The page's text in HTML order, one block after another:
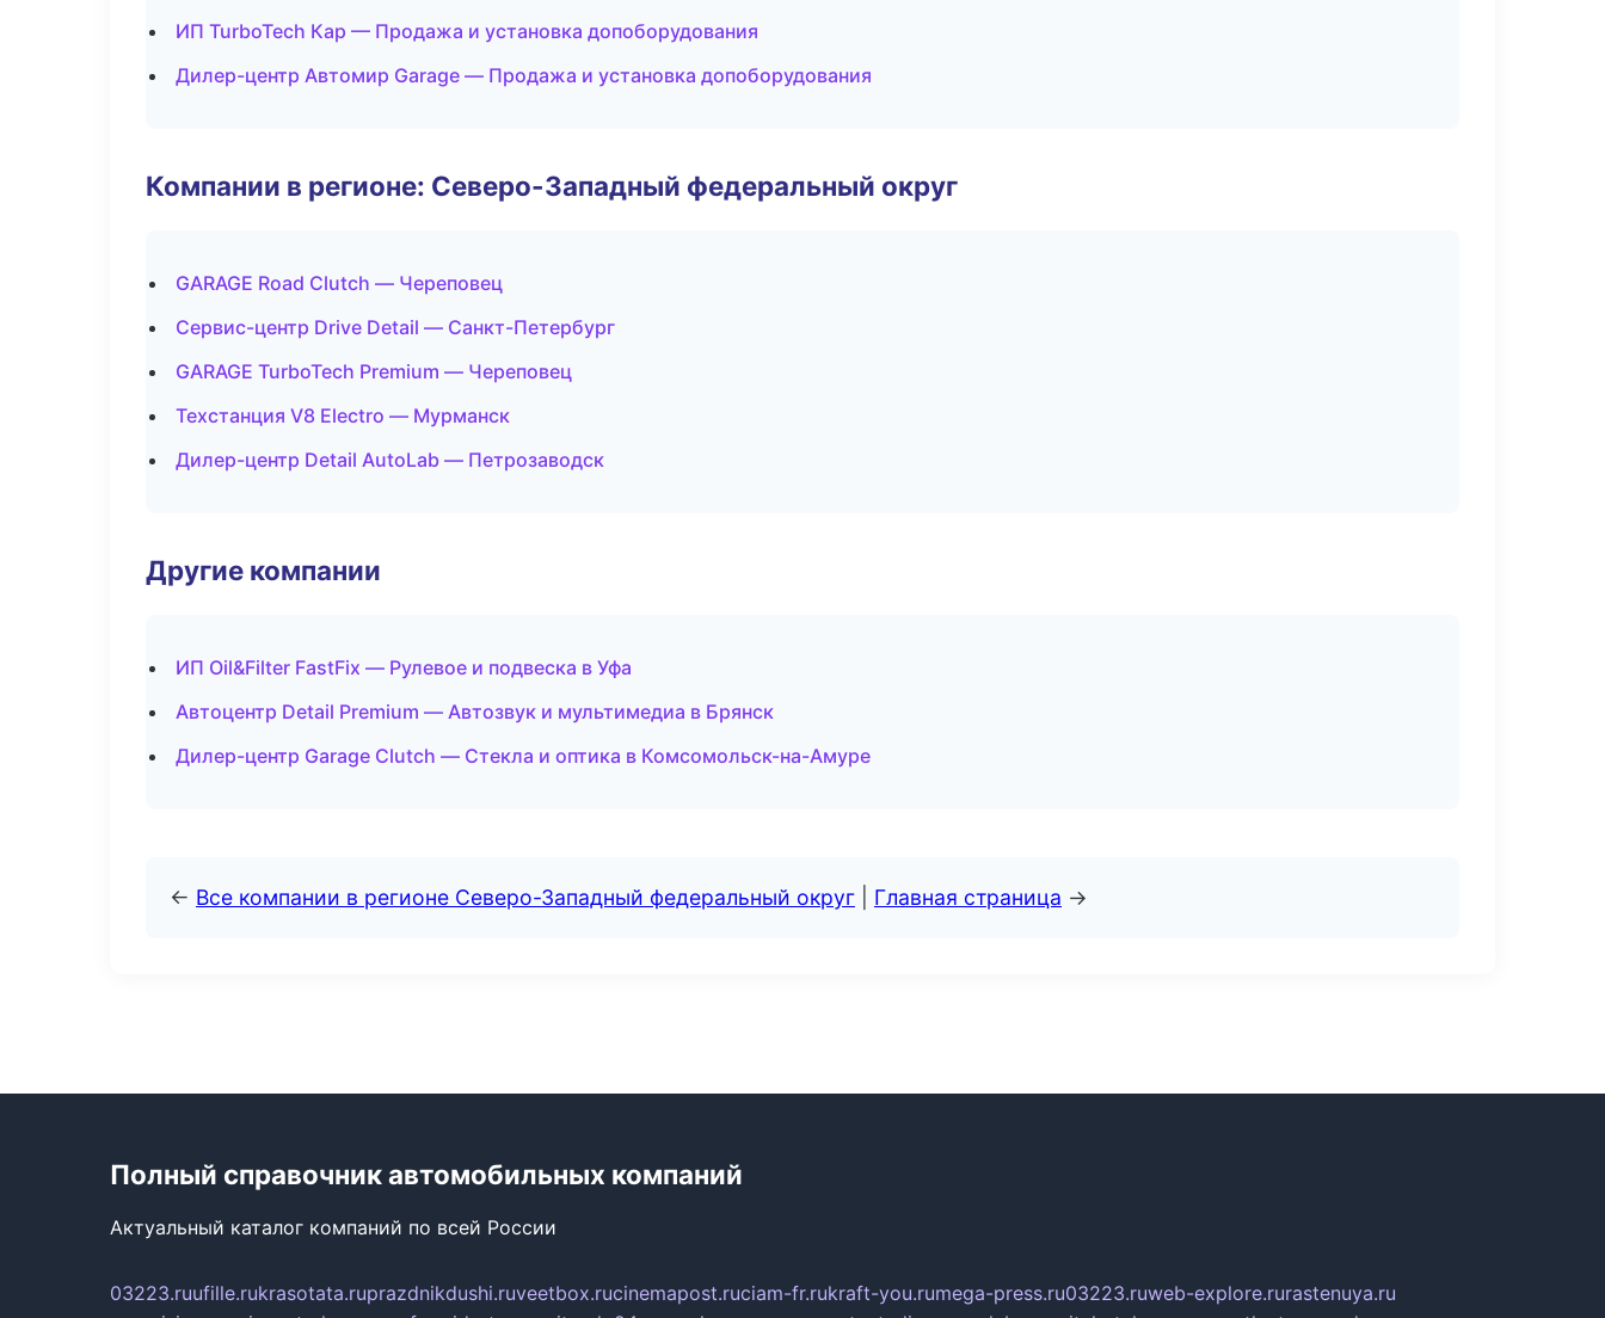
ИП TurboTech Кар — Продажа и установка допоборудования
Дилер-центр Автомир Garage — Продажа и установка допоборудования
Компании в регионе: Северо-Западный федеральный округ
GARAGE Road Clutch — Череповец
Сервис-центр Drive Detail — Санкт-Петербург
GARAGE TurboTech Premium — Череповец
Техстанция V8 Electro — Мурманск
Дилер-центр Detail AutoLab — Петрозаводск
Другие компании
ИП Oil&Filter FastFix — Рулевое и подвеска в Уфа
Автоцентр Detail Premium — Автозвук и мультимедиа в Брянск
Дилер-центр Garage Clutch — Стекла и оптика в Комсомольск-на-Амуре
← Все компании в регионе Северо-Западный федеральный округ Главная страница →
Полный справочник автомобильных компаний
Актуальный каталог компаний по всей России
03223.ruufille.rukrasotata.ruprazdnikdushi.ruveetbox.rucinemapost.ruciam-fr.rukraft-you.rumega-press.ru03223.ruweb-explore.rurastenuya.ru